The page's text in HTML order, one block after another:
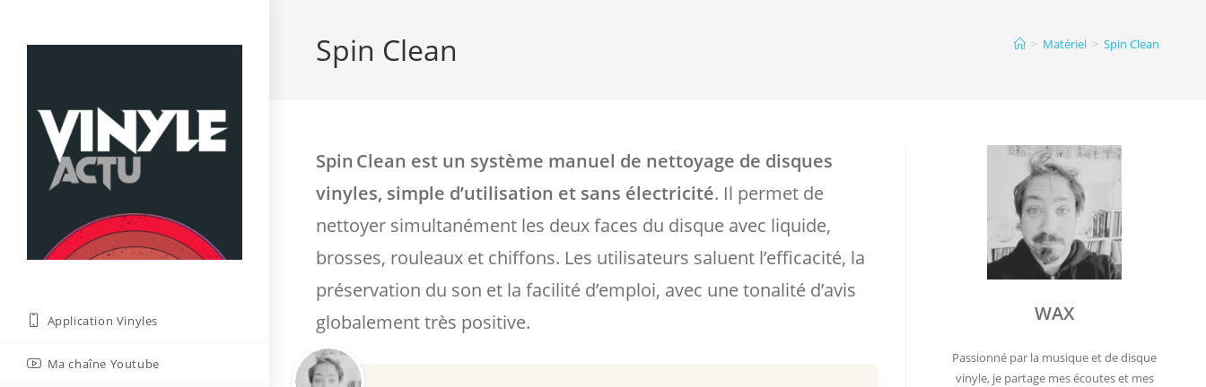
Application Vinyles
Ma chaîne Youtube
Spin Clean > Matériel > Spin Clean
Spin Clean est un système manuel de nettoyage de disques
vinyles, simple d’utilisation et sans électricité. Il permet de
nettoyer simultanément les deux faces du disque avec liquide,
brosses, rouleaux et chiffons. Les utilisateurs saluent l’efficacité, la
préservation du son et la facilité d’emploi, avec une tonalité d’avis
globalement très positive.
WAX
Passionné par la musique et de disque
vinyle, je partage mes écoutes et mes